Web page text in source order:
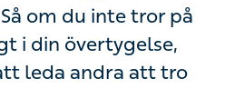
om du inte tror på
i din övertygelse,
leda andra att tro